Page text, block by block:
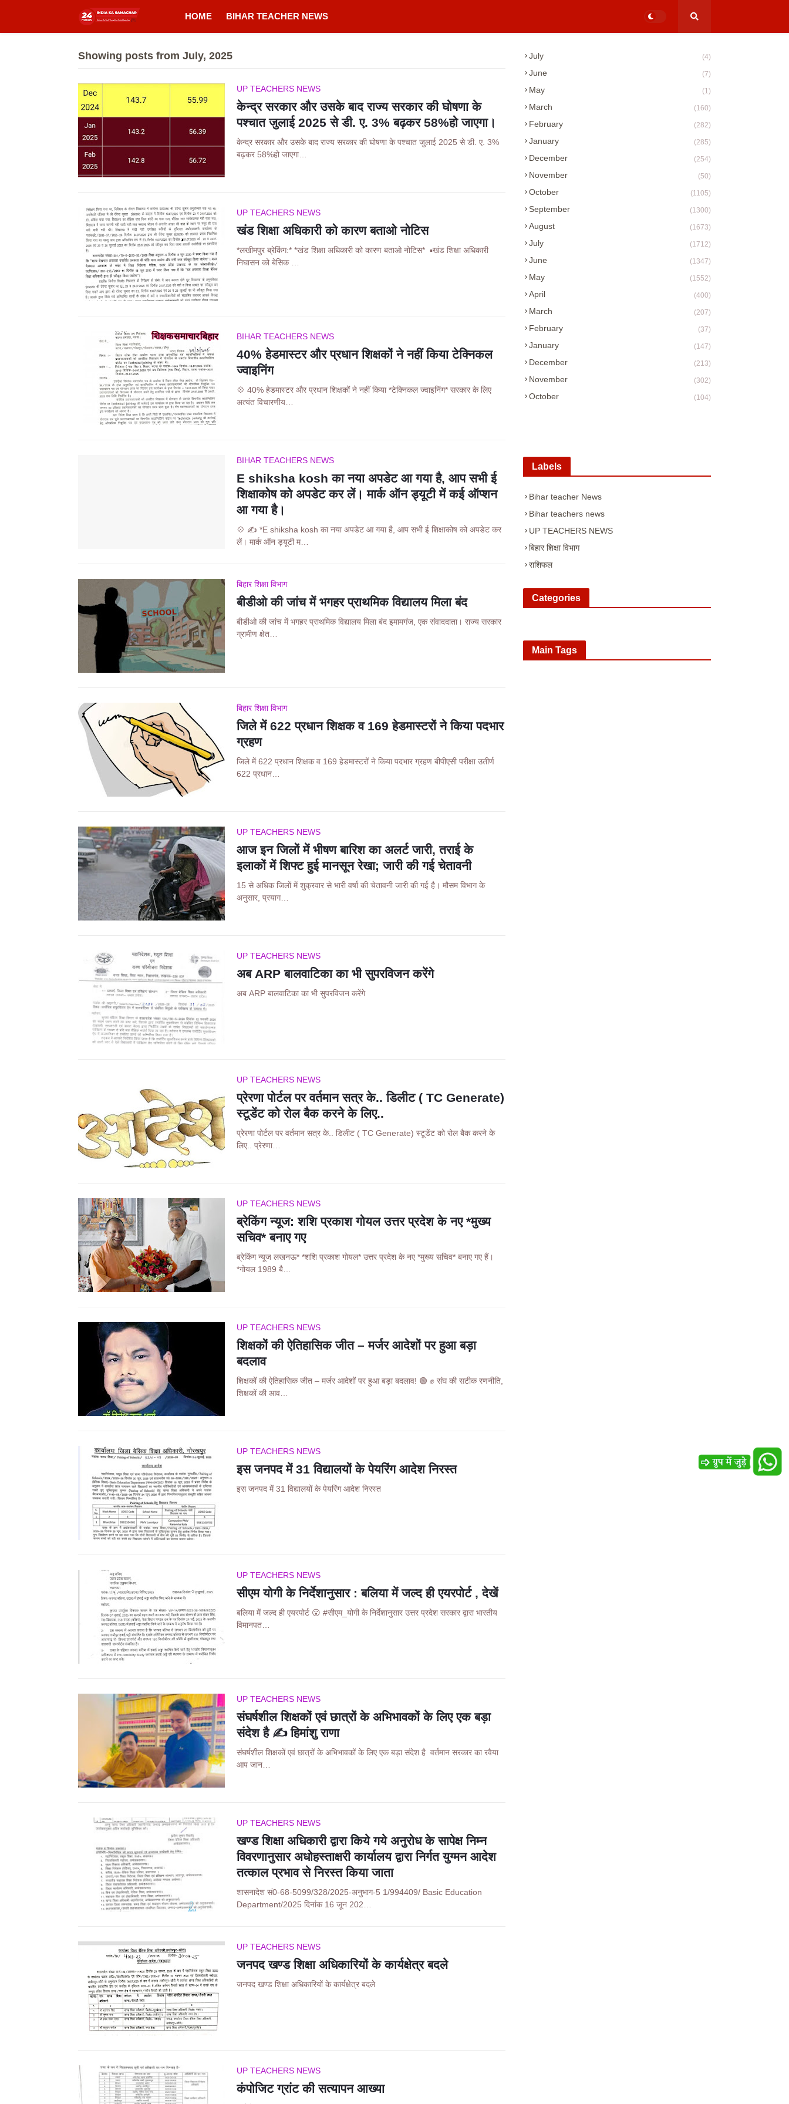
HOME BIHAR TEACHER NEWS
Showing posts from July, 2025
UP TEACHERS NEWS
केन्द्र सरकार और उसके बाद राज्य सरकार की घोषणा के
पश्चात जुलाई 2025 से डी. ए. 3% बढ़कर 58%हो जाएगा।
केन्द्र सरकार और उसके बाद राज्य सरकार की घोषणा के पश्चात जुलाई 2025 से डी. ए. 3%
बढ़कर 58%हो जाएगा…
UP TEACHERS NEWS
खंड शिक्षा अधिकारी को कारण बताओ नोटिस
*लखीमपुर ब्रेकिंग:* *खंड शिक्षा अधिकारी को कारण बताओ नोटिस* ▪️खंड शिक्षा अधिकारी
निघासन को बेसिक …
BIHAR TEACHERS NEWS
40% हेडमास्टर और प्रधान शिक्षकों ने नहीं किया टेक्निकल
ज्वाइनिंग
💠 40% हेडमास्टर और प्रधान शिक्षकों ने नहीं किया *टेक्निकल ज्वाइनिंग* सरकार के लिए
अत्यंत विचारणीय…
BIHAR TEACHERS NEWS
E shiksha kosh का नया अपडेट आ गया है, आप सभी ई
शिक्षाकोष को अपडेट कर लें। मार्क ऑन ड्यूटी में कई ऑप्शन
आ गया है।
💠 ✍️ *E shiksha kosh का नया अपडेट आ गया है, आप सभी ई शिक्षाकोष को अपडेट कर
लें। मार्क ऑन ड्यूटी म…
बिहार शिक्षा विभाग
बीडीओ की जांच में भगहर प्राथमिक विद्यालय मिला बंद
बीडीओ की जांच में भगहर प्राथमिक विद्यालय मिला बंद इमामगंज, एक संवाददाता। राज्य सरकार
ग्रामीण क्षेत…
बिहार शिक्षा विभाग
जिले में 622 प्रधान शिक्षक व 169 हेडमास्टरों ने किया पदभार
ग्रहण
जिले में 622 प्रधान शिक्षक व 169 हेडमास्टरों ने किया पदभार ग्रहण बीपीएसी परीक्षा उतीर्ण
622 प्रधान…
UP TEACHERS NEWS
आज इन जिलों में भीषण बारिश का अलर्ट जारी, तराई के
इलाकों में शिफ्ट हुई मानसून रेखा; जारी की गई चेतावनी
15 से अधिक जिलों में शुक्रवार से भारी वर्षा की चेतावनी जारी की गई है। मौसम विभाग के
अनुसार, प्रयाग…
UP TEACHERS NEWS
अब ARP बालवाटिका का भी सुपरविजन करेंगे
अब ARP बालवाटिका का भी सुपरविजन करेंगे
UP TEACHERS NEWS
प्रेरणा पोर्टल पर वर्तमान सत्र के.. डिलीट ( TC Generate)
स्टूडेंट को रोल बैक करने के लिए..
प्रेरणा पोर्टल पर वर्तमान सत्र के.. डिलीट ( TC Generate) स्टूडेंट को रोल बैक करने के
लिए.. प्रेरणा…
UP TEACHERS NEWS
ब्रेकिंग न्यूज: शशि प्रकाश गोयल उत्तर प्रदेश के नए *मुख्य
सचिव* बनाए गए
ब्रेकिंग न्यूज लखनऊ* *शशि प्रकाश गोयल* उत्तर प्रदेश के नए *मुख्य सचिव* बनाए गए हैं।
*गोयल 1989 बै…
UP TEACHERS NEWS
शिक्षकों की ऐतिहासिक जीत – मर्जर आदेशों पर हुआ बड़ा
बदलाव
शिक्षकों की ऐतिहासिक जीत – मर्जर आदेशों पर हुआ बड़ा बदलाव! 🟢 ✊ संघ की सटीक रणनीति,
शिक्षकों की आव…
UP TEACHERS NEWS
इस जनपद में 31 विद्यालयों के पेयरिंग आदेश निरस्त
इस जनपद में 31 विद्यालयों के पेयरिंग आदेश निरस्त
UP TEACHERS NEWS
सीएम योगी के निर्देशानुसार : बलिया में जल्द ही एयरपोर्ट , देखें
बलिया में जल्द ही एयरपोर्ट 😮 #सीएम_योगी के निर्देशानुसार उत्तर प्रदेश सरकार द्वारा भारतीय
विमानपत…
UP TEACHERS NEWS
संघर्षशील शिक्षकों एवं छात्रों के अभिभावकों के लिए एक बड़ा
संदेश है ✍️ हिमांशु राणा
संघर्षशील शिक्षकों एवं छात्रों के अभिभावकों के लिए एक बड़ा संदेश है वर्तमान सरकार का रवैया
आप जान…
UP TEACHERS NEWS
खण्ड शिक्षा अधिकारी द्वारा किये गये अनुरोध के सापेक्ष निम्न
विवरणानुसार अधोहस्ताक्षरी कार्यालय द्वारा निर्गत युग्मन आदेश
तत्काल प्रभाव से निरस्त किया जाता
शासनादेश सं0-68-5099/328/2025-अनुभाग-5 1/994409/ Basic Education
Department/2025 दिनांक 16 जून 202…
UP TEACHERS NEWS
जनपद खण्ड शिक्षा अधिकारियों के कार्यक्षेत्र बदले
जनपद खण्ड शिक्षा अधिकारियों के कार्यक्षेत्र बदले
UP TEACHERS NEWS
कंपोजिट ग्रांट की सत्यापन आख्या
July (4)
June (7)
May (1)
March (160)
February (282)
January (285)
December (254)
November (50)
October (1105)
September (1300)
August (1673)
July (1712)
June (1347)
May (1552)
April (400)
March (207)
February (37)
January (147)
December (213)
November (302)
October (104)
Labels
Bihar teacher News
Bihar teachers news
UP TEACHERS NEWS
बिहार शिक्षा विभाग
राशिफल
Categories
Main Tags